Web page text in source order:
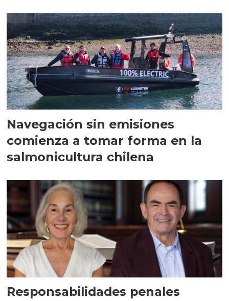
Navegación sin emisiones
comienza a tomar forma en la
salmonicultura chilena
Responsabilidades penales